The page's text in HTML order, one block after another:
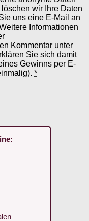
wir Ihre Daten
uns eine E-Mail an
Informationen
Kommentar unter
Sie sich damit
Gewinns per E-
*